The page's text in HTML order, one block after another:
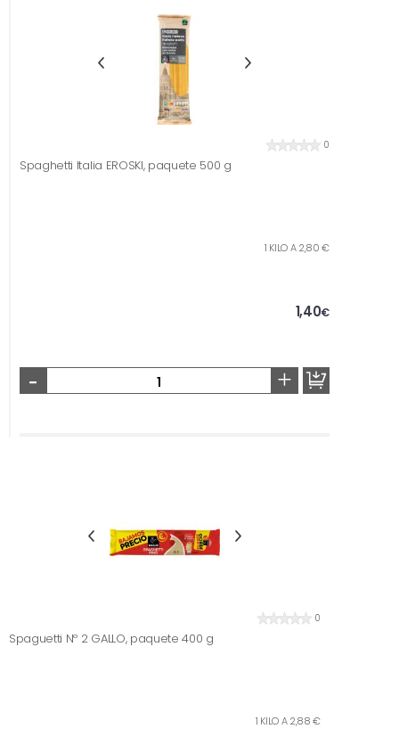
0
Spaghetti Italia EROSKI, paquete 500 g
1 KILO A 2,80 €
1,40€
- +
0
Spaguetti Nº 2 GALLO, paquete 400 g
1 KILO A 2,88 €